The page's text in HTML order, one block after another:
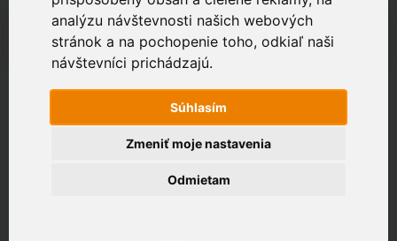
analýzu návštevnosti našich webových
stránok a na pochopenie toho, odkiaľ naši
návštevníci prichádzajú.
Súhlasím
Odmietam
Zmeniť moje nastavenia
Zákaznícky portál
napr. Drevená 574, Bratislava